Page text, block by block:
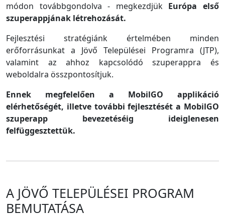
módon továbbgondolva - megkezdjük Európa első
szuperappjának létrehozását.
Fejlesztési stratégiánk értelmében minden
erőforrásunkat a Jövő Települései Programra (JTP),
valamint az ahhoz kapcsolódó szuperappra és
weboldalra összpontosítjuk.
Ennek megfelelően a MobilGO applikáció
elérhetőségét, illetve további fejlesztését a MobilGO
szuperapp bevezetéséig ideiglenesen
felfüggesztettük.
A JÖVŐ TELEPÜLÉSEI PROGRAM
BEMUTATÁSA